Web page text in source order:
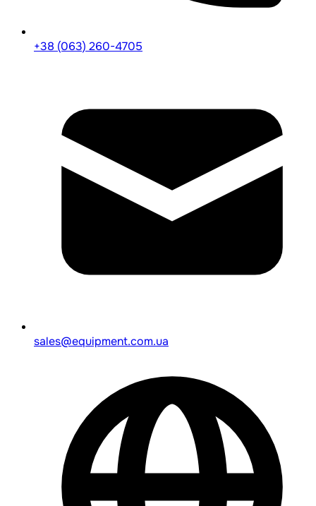
+38 (063) 260-4705
sales@equipment.com.ua